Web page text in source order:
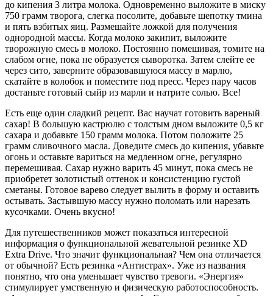
до кипения 3 литра молока. Одновременно выложите в миску
750 грамм творога, слегка посолите, добавьте шепотку тмина
и пять взбитых яиц. Размешайте ложкой для получения
однородной массы. Когда молоко закипит, выложите
творожную смесь в молоко. Постоянно помешивая, томите на
слабом огне, пока не образуется сыворотка. Затем слейте ее
через сито, заверните образовавшуюся массу в марлю,
скатайте в колобок и поместите под пресс. Через пару часов
достаньте готовый сыйр из марли и натрите солью. Все!
Есть еще один сладкий рецепт. Вас научат готовить вареный
сахар! В большую кастрюлю с толстым дном выложите 0,5 кг
сахара и добавьте 150 грамм молока. Потом положите 25
грамм сливочного масла. Доведите смесь до кипения, убавьте
огонь и оставьте вариться на медленном огне, регулярно
перемешивая. Сахар нужно варить 45 минут, пока смесь не
приобретет золотистый оттенок и консистенцию густой
сметаны. Готовое варево следует вылить в форму и оставить
остывать. Застывшую массу нужно поломать или нарезать
кусочками. Очень вкусно!
Для путешественников может показаться интересной
информация о функциональной жевательной резинке XD
Extra Drive. Что значит функциональная? Чем она отличается
от обычной? Есть резинка «Антистрах». Уже из названия
понятно, что она уменьшает чувство тревоги. «Энергия»
стимулирует умственную и физическую работоспособность.